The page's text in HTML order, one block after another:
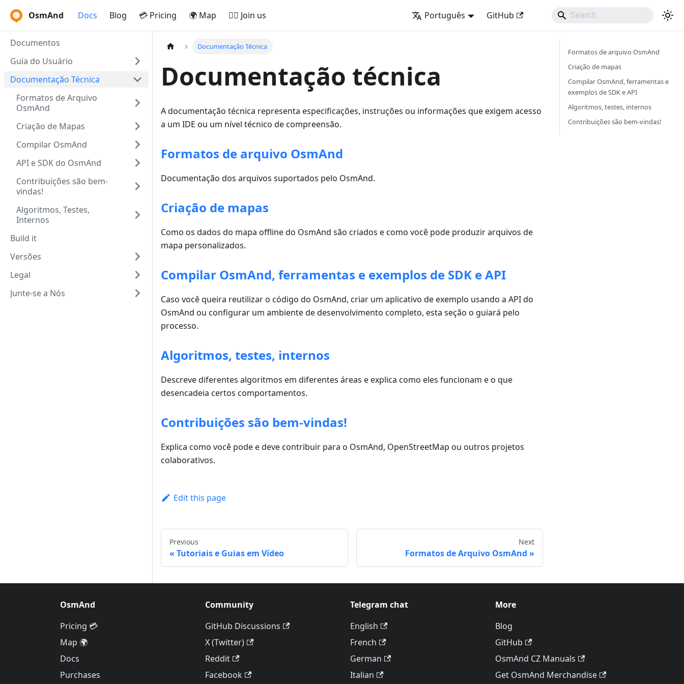
OsmAnd Docs Blog 💳 Pricing 🌍 Map 🚵‍♂️ Join us Português GitHub
Documentos
Guia do Usuário
Documentação Técnica
Formatos de Arquivo
OsmAnd
Criação de Mapas
Compilar OsmAnd
API e SDK do OsmAnd
Contribuições são bem-
vindas!
Algoritmos, Testes,
Internos
Build it
Versões
Legal
Junte-se a Nós
Documentação Técnica
Documentação técnica
A documentação técnica representa especificações, instruções ou informações que exigem acesso
a um IDE ou um nível técnico de compreensão.
Formatos de arquivo OsmAnd
Documentação dos arquivos suportados pelo OsmAnd.
Criação de mapas
Como os dados do mapa offline do OsmAnd são criados e como você pode produzir arquivos de
mapa personalizados.
Compilar OsmAnd, ferramentas e exemplos de SDK e API
Caso você queira reutilizar o código do OsmAnd, criar um aplicativo de exemplo usando a API do
OsmAnd ou configurar um ambiente de desenvolvimento completo, esta seção o guiará pelo
processo.
Algoritmos, testes, internos
Descreve diferentes algoritmos em diferentes áreas e explica como eles funcionam e o que
desencadeia certos comportamentos.
Contribuições são bem-vindas!
Explica como você pode e deve contribuir para o OsmAnd, OpenStreetMap ou outros projetos
colaborativos.
Edit this page
Previous
Tutoriais e Guias em Vídeo
Next
Formatos de Arquivo OsmAnd
Formatos de arquivo OsmAnd
Criação de mapas
Compilar OsmAnd, ferramentas e
exemplos de SDK e API
Algoritmos, testes, internos
Contribuições são bem-vindas!
OsmAnd
Pricing 💳
Map 🌍
Docs
Purchases
Community
GitHub Discussions
X (Twitter)
Reddit
Facebook
Telegram chat
English
French
German
Italian
More
Blog
GitHub
OsmAnd CZ Manuals
Get OsmAnd Merchandise